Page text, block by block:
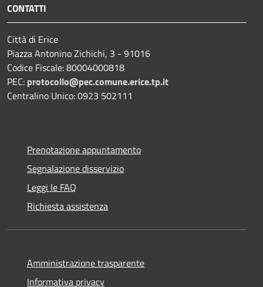
CONTATTI
Città di Erice
Piazza Antonino Zichichi, 3 - 91016
Codice Fiscale: 80004000818
PEC: protocollo@pec.comune.erice.tp.it
Centralino Unico: 0923 502111
Prenotazione appuntamento
Segnalazione disservizio
Leggi le FAQ
Richiesta assistenza
Amministrazione trasparente
Informativa privacy